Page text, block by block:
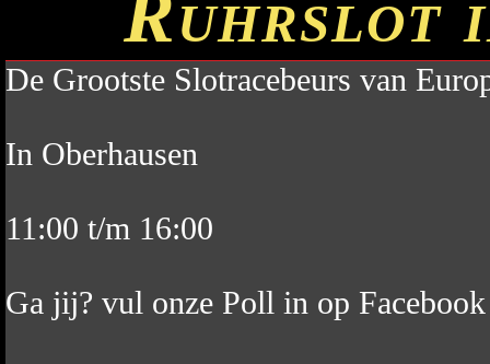
De Grootste Slotracebeurs van
In Oberhausen
11:00 t/m 16:00
Ga jij? vul onze Poll in op Facebook